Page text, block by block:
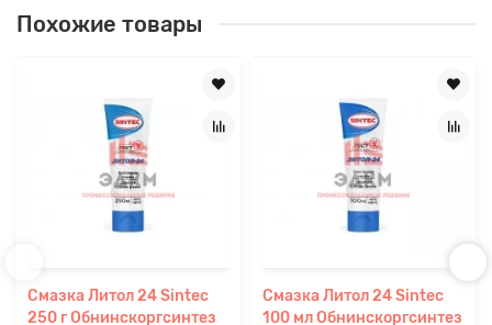
Похожие товары
Смазка Литол 24 Sintec
250 г Обнинскоргсинтез
Смазка Литол 24 Sintec
100 мл Обнинскоргсинтез